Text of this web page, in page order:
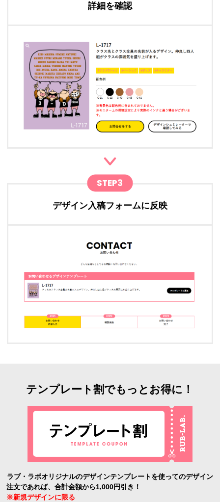
詳細を確認
STEP3
デザイン入稿フォームに反映
テンプレート割でもっとお得に！
ラブ・ラボオリジナルのデザインテンプレートを使ってのデザイン
注文であれば、合計金額から1,000円引き！
※新規デザインに限る